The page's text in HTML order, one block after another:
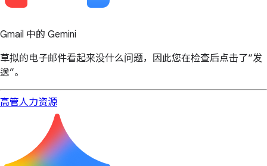
Gmail 中的 Gemini
草拟的电子邮件看起来没什么问题，因此您在检查后点击了“发
送”。
高管人力资源